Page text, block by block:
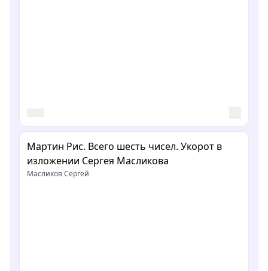
Мартин Рис. Всего шесть чисел. Укорот в
изложении Сергея Масликова
Масликов Сергей